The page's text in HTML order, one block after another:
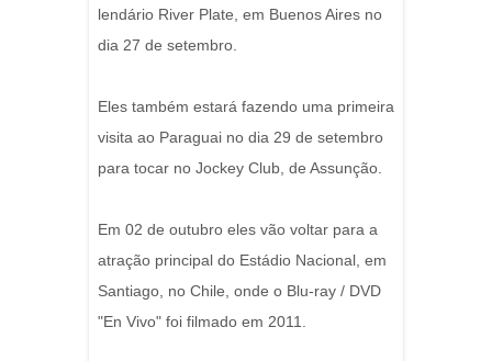
lendário River Plate, em Buenos Aires no
dia 27 de setembro.
Eles também estará fazendo uma primeira
visita ao Paraguai no dia 29 de setembro
para tocar no Jockey Club, de Assunção.
Em 02 de outubro eles vão voltar para a
atração principal do Estádio Nacional, em
Santiago, no Chile, onde o Blu-ray / DVD
"En Vivo" foi filmado em 2011.